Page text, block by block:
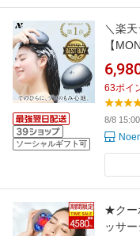
ソーシャルギフト可
＼楽
【
ッド
リフ
マッサ
たる
63ポイ
8/8
★クー
ッサ